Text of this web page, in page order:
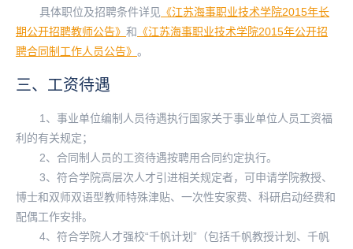
江苏海事职业技术学院2015年公开招聘合同制工作人员公告
具体职位及招聘条件详见 《江苏海事职业技术学院2015年长
期公开招聘教师公告》 和 《江苏海事职业技术学院2015年公开招
聘合同制工作人员公告》 。
三、工资待遇
1、事业单位编制人员待遇执行国家关于事业单位人员工资福
利的有关规定；
2、合同制人员的工资待遇按聘用合同约定执行。
3、符合学院高层次人才引进相关规定者，可申请学院教授、
博士和双师双语型教师特殊津贴、一次性安家费、科研启动经费和
配偶工作安排。
4、符合学院人才强校“千帆计划”（包括千帆教授计划、千帆